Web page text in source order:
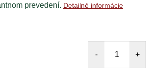
prevedení. Detailné informácie